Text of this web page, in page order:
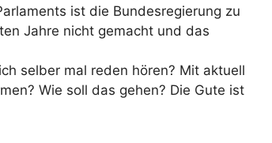
ist die Bundesregierung zu
Jahre nicht gemacht und das
selber mal reden hören? Mit aktuell
Wie soll das gehen? Die Gute ist